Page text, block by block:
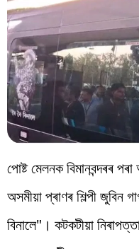
পোষ্ট মেলনক বিমানবন্দৰৰ
অসমীয়া প্ৰাণৰ শিল্পী জুবিন
বিনালে"। কটকটীয়া